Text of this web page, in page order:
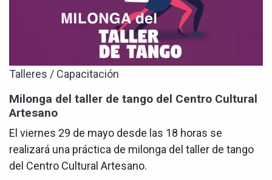
Talleres / Capacitación
Milonga del taller de tango del Centro Cultural
Artesano
El viernes 29 de mayo desde las 18 horas se
realizará una práctica de milonga del taller de tango
del Centro Cultural Artesano.